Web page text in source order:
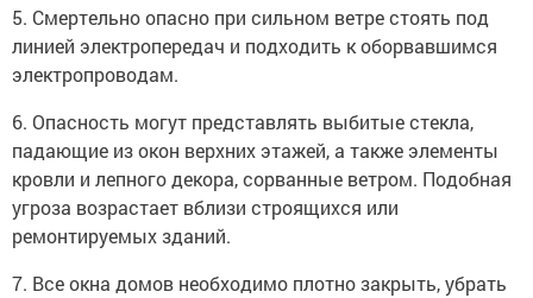
5. Смертельно опасно при сильном ветре стоять под
линией электропередач и подходить к оборвавшимся
электропроводам.
6. Опасность могут представлять выбитые стекла,
падающие из окон верхних этажей, а также элементы
кровли и лепного декора, сорванные ветром. Подобная
угроза возрастает вблизи строящихся или
ремонтируемых зданий.
7. Все окна домов необходимо плотно закрыть, убрать